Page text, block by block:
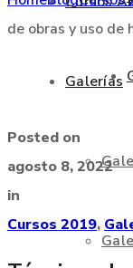
Galerías
de obras y uso
Posted on
agosto 8, 2022
in
Cursos 2019,